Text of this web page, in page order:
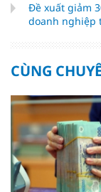
Đề xuất giảm
doanh nghiệp
CÙNG